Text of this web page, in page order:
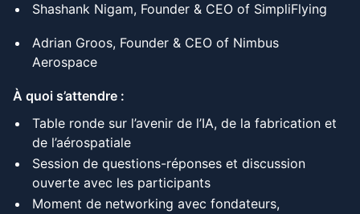
Shashank Nigam, Founder & CEO of SimpliFlying
Adrian Groos, Founder & CEO of Nimbus
Aerospace
À quoi s’attendre :
Table ronde sur l’avenir de l’IA, de la fabrication et
de l’aérospatiale
Session de questions-réponses et discussion
ouverte avec les participants
Moment de networking avec fondateurs,